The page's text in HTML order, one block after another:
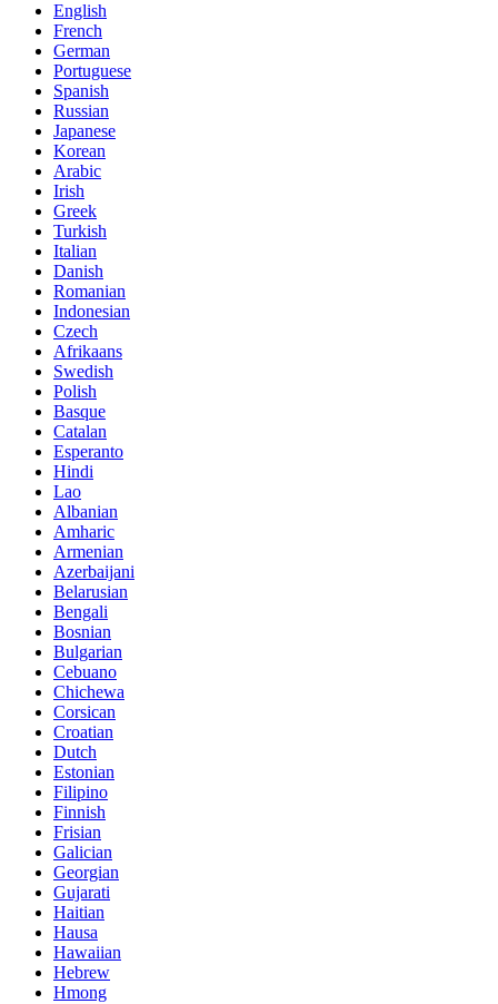
English
French
German
Portuguese
Spanish
Russian
Japanese
Korean
Arabic
Irish
Greek
Turkish
Italian
Danish
Romanian
Indonesian
Czech
Afrikaans
Swedish
Polish
Basque
Catalan
Esperanto
Hindi
Lao
Albanian
Amharic
Armenian
Azerbaijani
Belarusian
Bengali
Bosnian
Bulgarian
Cebuano
Chichewa
Corsican
Croatian
Dutch
Estonian
Filipino
Finnish
Frisian
Galician
Georgian
Gujarati
Haitian
Hausa
Hawaiian
Hebrew
Hmong